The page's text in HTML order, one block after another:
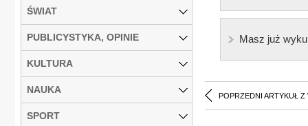
Masz już
POPRZEDNI ARTYKUŁ Z
ŚWIAT
PUBLICYSTYKA, OPINIE
KULTURA
NAUKA
SPORT